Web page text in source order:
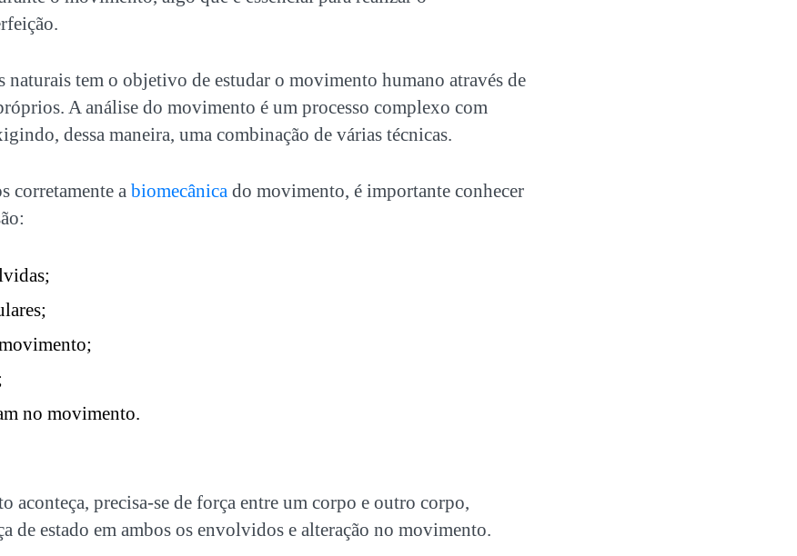
naturais tem o objetivo de estudar o movimento humano através de
A análise do movimento é um processo complexo com
dessa maneira, uma combinação de várias técnicas.
corretamente a biomecânica do movimento, é importante conhecer
no movimento.
aconteça, precisa-se de força entre um corpo e outro corpo,
de estado em ambos os envolvidos e alteração no movimento.